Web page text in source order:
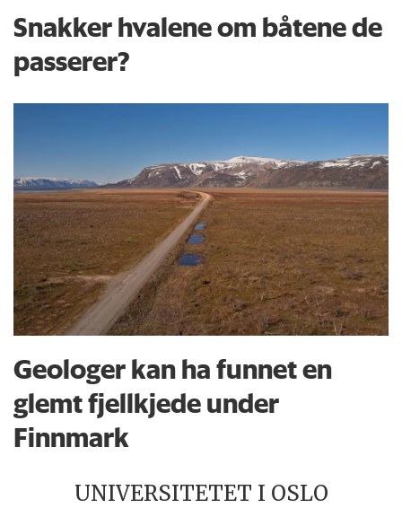
Snakker hvalene om båtene de
passerer?
Geologer kan ha funnet en
glemt fjellkjede under
Finnmark
UNIVERSITETET I OSLO